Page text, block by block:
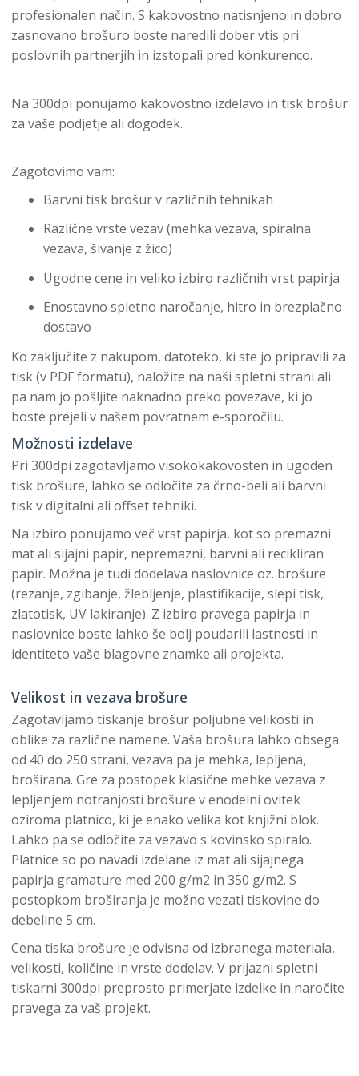
profesionalen način. S kakovostno natisnjeno in dobro
zasnovano brošuro boste naredili dober vtis pri
poslovnih partnerjih in izstopali pred konkurenco.
Na 300dpi ponujamo kakovostno izdelavo in tisk brošur
za vaše podjetje ali dogodek.
Zagotovimo vam:
Barvni tisk brošur v različnih tehnikah
Različne vrste vezav (mehka vezava, spiralna
vezava, šivanje z žico)
Ugodne cene in veliko izbiro različnih vrst papirja
Enostavno spletno naročanje, hitro in brezplačno
dostavo
Ko zaključite z nakupom, datoteko, ki ste jo pripravili za
tisk (v PDF formatu), naložite na naši spletni strani ali
pa nam jo pošljite naknadno preko povezave, ki jo
boste prejeli v našem povratnem e-sporočilu.
Možnosti izdelave
Pri 300dpi zagotavljamo visokokakovosten in ugoden
tisk brošure, lahko se odločite za črno-beli ali barvni
tisk v digitalni ali offset tehniki.
Na izbiro ponujamo več vrst papirja, kot so premazni
mat ali sijajni papir, nepremazni, barvni ali recikliran
papir. Možna je tudi dodelava naslovnice oz. brošure
(rezanje, zgibanje, žlebljenje, plastifikacije, slepi tisk,
zlatotisk, UV lakiranje). Z izbiro pravega papirja in
naslovnice boste lahko še bolj poudarili lastnosti in
identiteto vaše blagovne znamke ali projekta.
Velikost in vezava brošure
Zagotavljamo tiskanje brošur poljubne velikosti in
oblike za različne namene. Vaša brošura lahko obsega
od 40 do 250 strani, vezava pa je mehka, lepljena,
broširana. Gre za postopek klasične mehke vezava z
lepljenjem notranjosti brošure v enodelni ovitek
oziroma platnico, ki je enako velika kot knjižni blok.
Lahko pa se odločite za vezavo s kovinsko spiralo.
Platnice so po navadi izdelane iz mat ali sijajnega
papirja gramature med 200 g/m2 in 350 g/m2. S
postopkom broširanja je možno vezati tiskovine do
debeline 5 cm.
Cena tiska brošure je odvisna od izbranega materiala,
velikosti, količine in vrste dodelav. V prijazni spletni
tiskarni 300dpi preprosto primerjate izdelke in naročite
pravega za vaš projekt.